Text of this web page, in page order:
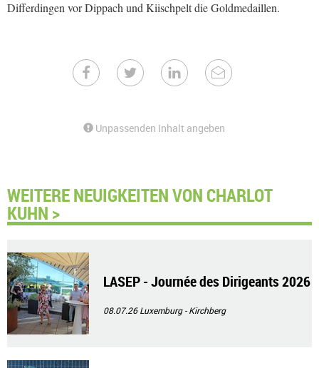
Differdingen vor Dippach und Kiischpelt die Goldmedaillen.
Unpassenden Inhalt angeben
WEITERE NEUIGKEITEN VON CHARLOT
KUHN >
LASEP - Journée des Dirigeants 2026
08.07.26Luxemburg - Kirchberg